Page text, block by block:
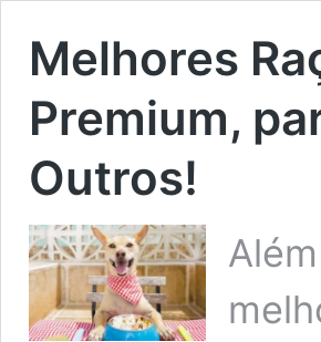
Melhores
Premium,
Outros!